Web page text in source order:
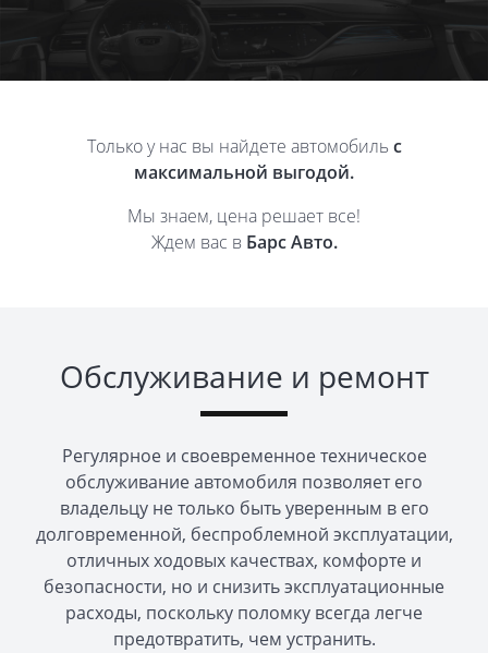
Только у нас вы найдете автомобильс
максимальной выгодой.
Мы знаем, цена решает все!
Ждем вас в Барс Авто.
Обслуживание и ремонт
Регулярное и своевременное техническое
обслуживание автомобиля позволяет его
владельцу не только быть уверенным в его
долговременной, беспроблемной эксплуатации,
отличных ходовых качествах, комфорте и
безопасности, но и снизить эксплуатационные
расходы, поскольку поломку всегда легче
предотвратить, чем устранить.